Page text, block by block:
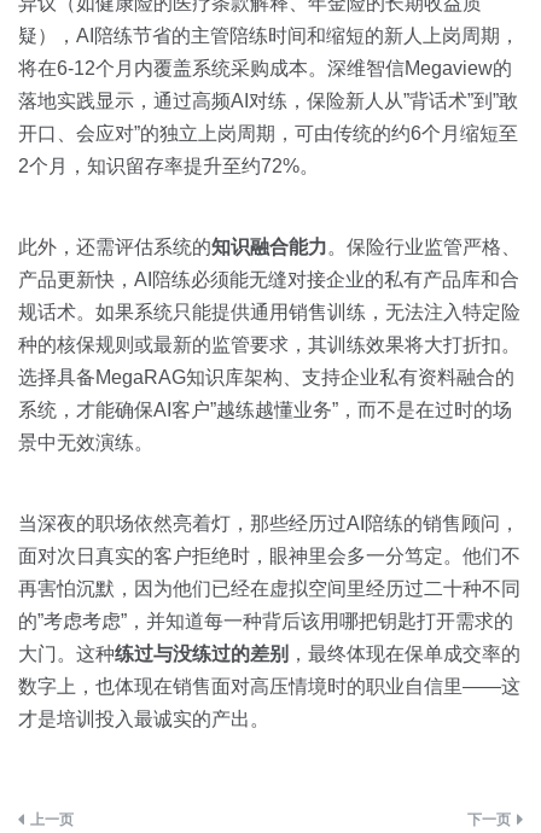
疑），AI陪练节省的主管陪练时间和缩短的新人上岗周期，
将在6-12个月内覆盖系统采购成本。深维智信Megaview的
落地实践显示，通过高频AI对练，保险新人从”背话术”到”敢
开口、会应对”的独立上岗周期，可由传统的约6个月缩短至
2个月，知识留存率提升至约72%。
此外，还需评估系统的知识融合能力。保险行业监管严格、
产品更新快，AI陪练必须能无缝对接企业的私有产品库和合
规话术。如果系统只能提供通用销售训练，无法注入特定险
种的核保规则或最新的监管要求，其训练效果将大打折扣。
选择具备MegaRAG知识库架构、支持企业私有资料融合的
系统，才能确保AI客户”越练越懂业务”，而不是在过时的场
景中无效演练。
当深夜的职场依然亮着灯，那些经历过AI陪练的销售顾问，
面对次日真实的客户拒绝时，眼神里会多一分笃定。他们不
再害怕沉默，因为他们已经在虚拟空间里经历过二十种不同
的”考虑考虑”，并知道每一种背后该用哪把钥匙打开需求的
大门。这种练过与没练过的差别 ，最终体现在保单成交率的
数字上，也体现在销售面对高压情境时的职业自信里——这
才是培训投入最诚实的产出。